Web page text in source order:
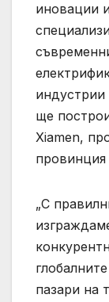
иновации
ще
Xiamen,
провинция
„С
пазари на